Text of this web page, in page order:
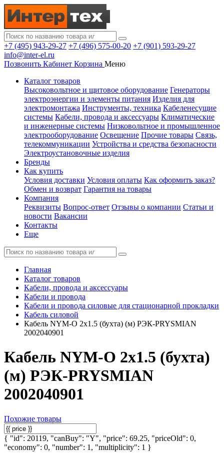
+7 (495) 943-29-27 +7 (496) 575-00-20 +7 (901) 593-29-27
info@inter-el.ru
Позвонить Кабинет Корзина Меню
Каталог товаров
Высоковольтное и щитовое оборудование Генераторы
электроэнергии и элементы питания Изделия для
электромонтажа Инструменты, техника Кабеленесущие
системы Кабели, провода и аксессуары Климатические
и инженерные системы Низковольтное и промышленное
электрооборудование Освещение Прочие товары Связь,
телекоммуникации Устройства и средства безопасности
Электроустановочные изделия
Бренды
Как купить
Условия доставки Условия оплаты Как оформить заказ?
Обмен и возврат Гарантия на товары
Компания
Реквизиты Вопрос-ответ Отзывы о компании Статьи и
новости Вакансии
Контакты
Еще
Главная
Каталог товаров
Кабели, провода и аксессуары
Кабели и провода
Кабели и провода силовые для стационарной прокладки
Кабель силовой
Кабель NYM-O 2х1.5 (бухта) (м) РЭК-PRYSMIAN
2002040901
Кабель NYM-O 2х1.5 (бухта)
(м) РЭК-PRYSMIAN
2002040901
Похожие товары
{ "id": 20119, "canBuy": "Y", "price": 69.25, "priceOld": 0,
"economy": 0, "number": 1, "multiplicity": 1 }